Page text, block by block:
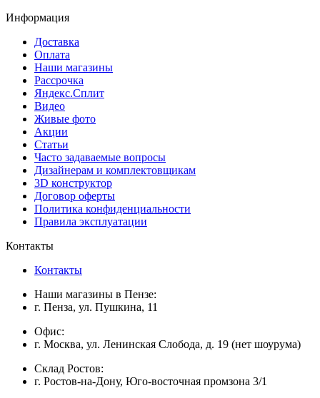
Информация
Доставка
Оплата
Наши магазины
Рассрочка
Яндекс.Сплит
Видео
Живые фото
Акции
Статьи
Часто задаваемые вопросы
Дизайнерам и комплектовщикам
3D конструктор
Договор оферты
Политика конфиденциальности
Правила эксплуатации
Контакты
Контакты
Наши магазины в Пензе:
г. Пенза, ул. Пушкина, 11
Офис:
г. Москва, ул. Ленинская Слобода, д. 19 (нет шоурума)
Склад Ростов:
г. Ростов-на-Дону, Юго-восточная промзона 3/1